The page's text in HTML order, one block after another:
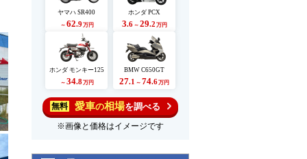
ヤマハ SR400
～ 62.9 万円
ホンダ PCX
3.6 ～ 29.2 万円
ホンダ モンキー125
～ 34.8万円
BMW C650GT
27.1 ～ 74.6万円
無料 愛車の相場を調べる
※画像と価格はイメージです